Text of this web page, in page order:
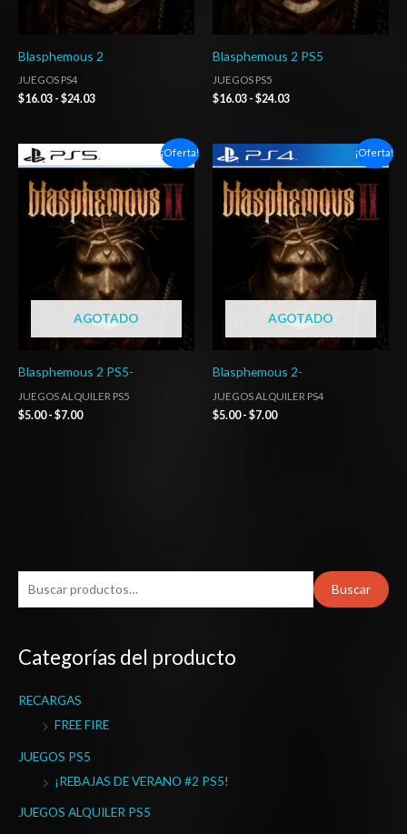
u
c
r
o
Buscar
Categorías del producto
RECARGAS
FREE FIRE
JUEGOS PS5
¡REBAJAS DE VERANO #2 PS5!
JUEGOS ALQUILER PS5
Blasphemous 2
JUEGOS PS4
$16.03 - $24.03
Blasphemous 2 PS5
JUEGOS PS5
$16.03 - $24.03
¡Oferta!
AGOTADO
Blasphemous 2 PS5-
JUEGOS ALQUILER PS5
$5.00 - $7.00
Rango
de
precios:
desde
$5.00
hasta
$7.00
¡Oferta!
AGOTADO
Blasphemous 2-
JUEGOS ALQUILER PS4
$5.00 - $7.00
Rango
de
precios:
desde
$5.00
hasta
$7.00